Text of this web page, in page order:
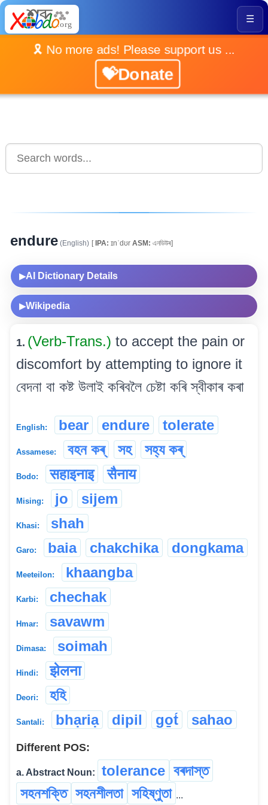
☰
🎗️ No more ads! Please support us ...
💝Donate
endure (English) [IPA: ɪnˈdʊr ASM: এনডিউৰ]
▶AI Dictionary Details
▶Wikipedia
1. (Verb-Trans.) to accept the pain or
discomfort by attempting to ignore it
বেদনা বা কষ্ট উলাই কৰিবলৈ চেষ্টা কৰি স্বীকাৰ কৰা
English: bear endure tolerate
Assamese: বহন কৰ্ সহ সহ্য কৰ্
Bodo: सहाइनाइ सैनाय
Mising: jo sijem
Khasi: shah
Garo: baia chakchika dongkama
Meeteilon: khaangba
Karbi: chechak
Hmar: savawm
Dimasa: soimah
Hindi: झेलना
Deori: হহি
Santali: bhạriạ dipil go̱t́ sahao
Different POS:
a. Abstract Noun: tolerance বৰদাস্ত
সহনশক্তি সহনশীলতা সহিষ্ণুতা ...